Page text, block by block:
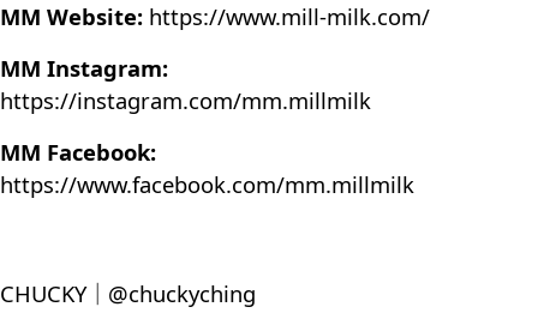
MM Website: https://www.mill-milk.com/
MM Instagram:
https://instagram.com/mm.millmilk
MM Facebook:
https://www.facebook.com/mm.millmilk
CHUCKY｜@chuckyching